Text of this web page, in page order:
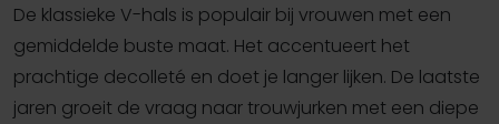
De klassieke V-hals is populair bij vrouwen met een
gemiddelde buste maat. Het accentueert het
prachtige decolleté en doet je langer lijken. De laatste
jaren groeit de vraag naar trouwjurken met een diepe